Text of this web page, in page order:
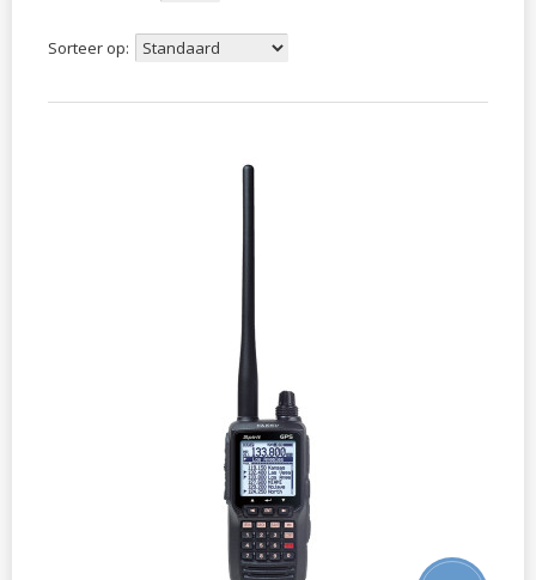
Sorteer op: